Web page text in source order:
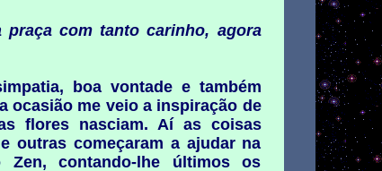
com tanto carinho, agora
boa vontade e também
ocasião me veio a inspiração de
flores nasciam. Aí as coisas
outras começaram a ajudar na
contando-lhe últimos os